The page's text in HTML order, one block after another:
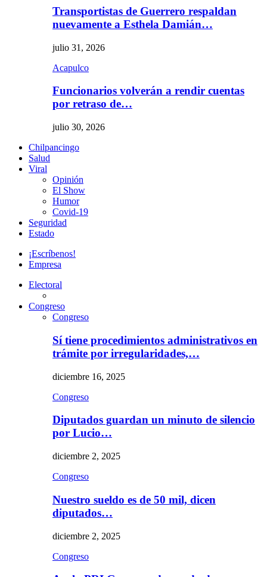
Transportistas de Guerrero respaldan
nuevamente a Esthela Damián…
julio 31, 2026
Acapulco
Funcionarios volverán a rendir cuentas
por retraso de…
julio 30, 2026
Chilpancingo
Salud
Viral
Opinión
El Show
Humor
Covid-19
Seguridad
Estado
¡Escríbenos!
Empresa
Electoral
Congreso
Congreso
Sí tiene procedimientos administrativos en
trámite por irregularidades,…
diciembre 16, 2025
Congreso
Diputados guardan un minuto de silencio
por Lucio…
diciembre 2, 2025
Congreso
Nuestro sueldo es de 50 mil, dicen
diputados…
diciembre 2, 2025
Congreso